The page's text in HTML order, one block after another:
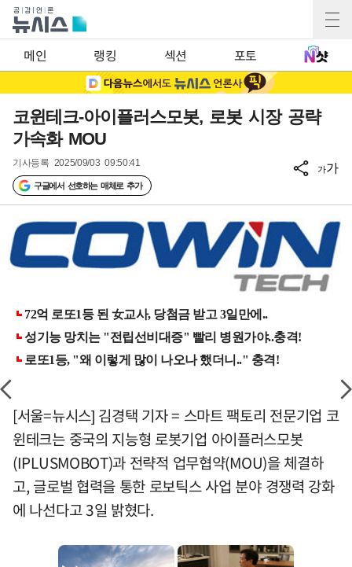
메인 랭킹 섹션 포토
코윈테크-아이플러스모봇, 로봇 시장 공략
가속화 MOU
기사등록 2025/09/03 09:50:41
구글에서 선호하는 매체로 추가
가가
[서울=뉴시스] 김경택 기자 = 스마트 팩토리 전문기업 코
윈테크는 중국의 지능형 로봇기업 아이플러스모봇
(IPLUSMOBOT)과 전략적 업무협약(MOU)을 체결하
고, 글로벌 협력을 통한 로보틱스 사업 분야 경쟁력 강화
에 나선다고 3일 밝혔다.